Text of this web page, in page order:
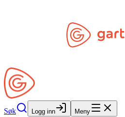
Søk
Åpne Min Side
Logg inn
Meny